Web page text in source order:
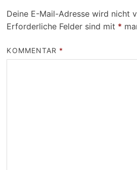
Deine E-Mail-Adresse wird nicht
Erforderliche Felder sind mit *
KOMMENTAR *